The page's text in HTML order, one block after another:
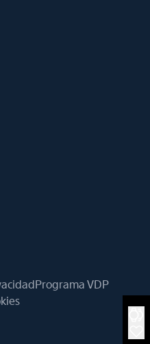
Programa VDP